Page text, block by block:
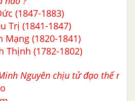
(1847-1883)
Trị (1841-1847)
Mạng (1820-1841)
Thịnh (1782-1802)
Nguyên chịu tử đạo thế nào
xử giảo